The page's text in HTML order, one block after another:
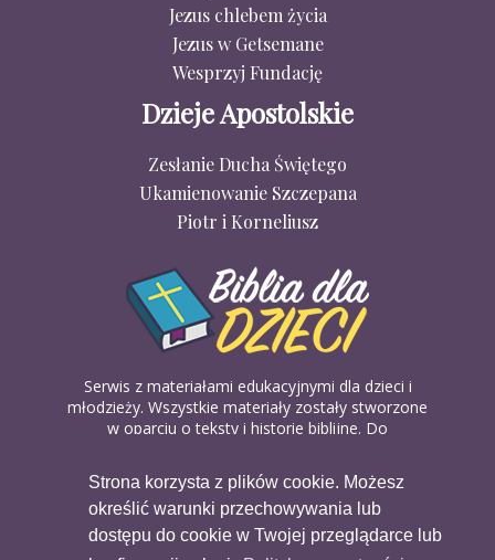
Strona korzysta z plików cookie. Możesz
określić warunki przechowywania lub
dostępu do cookie w Twojej przeglądarce lub
Jezus chlebem życia
Jezus w Getsemane
Wesprzyj Fundację
Dzieje Apostolskie
Zesłanie Ducha Świętego
Ukamienowanie Szczepana
Piotr i Korneliusz
Serwis z materiałami edukacyjnymi dla dzieci i
młodzieży. Wszystkie materiały zostały stworzone
w oparciu o teksty i historie biblijne. Do
biblijnych. Można je pobierać, drukować i
udostępniać bez żadnych opłat. Materiałów
dostępnych na serwisie nie można wykorzystywać
w celach komercyjnych.